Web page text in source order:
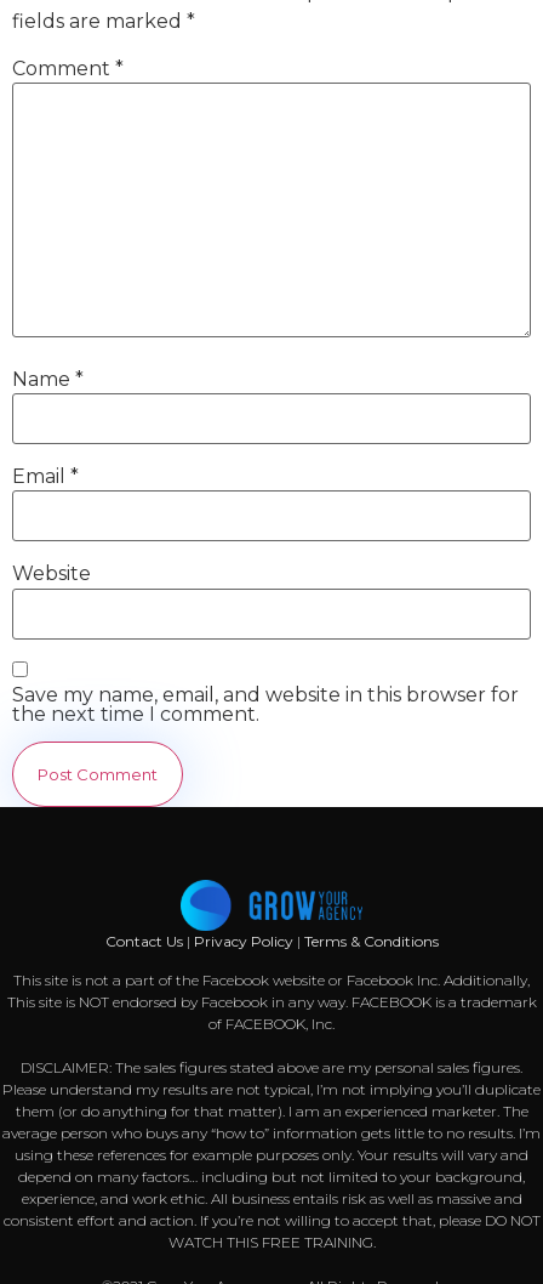
fields are marked *
Comment *
Name *
Email *
Website
Save my name, email, and website in this browser for
the next time I comment.
Contact Us | Privacy Policy| Terms & Conditions
This site is not a part of the Facebook website or Facebook Inc. Additionally,
This site is NOT endorsed by Facebook in any way. FACEBOOK is a trademark
of FACEBOOK, Inc.
DISCLAIMER: The sales figures stated above are my personal sales figures.
Please understand my results are not typical, I’m not implying you’ll duplicate
them (or do anything for that matter). I am an experienced marketer. The
average person who buys any “how to” information gets little to no results. I’m
using these references for example purposes only. Your results will vary and
depend on many factors… including but not limited to your background,
experience, and work ethic. All business entails risk as well as massive and
consistent effort and action. If you’re not willing to accept that, please DO NOT
WATCH THIS FREE TRAINING.